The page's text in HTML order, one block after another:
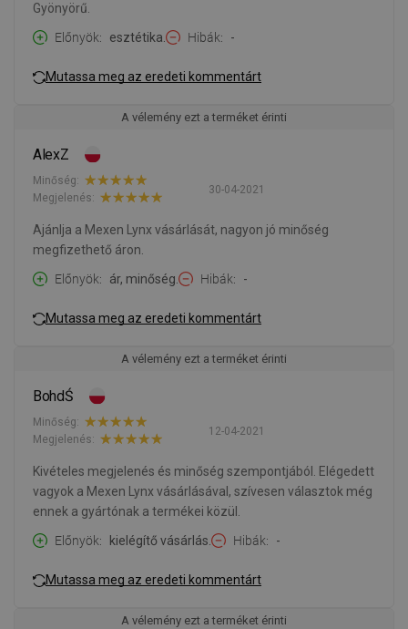
Gyönyörű.
Előnyök
esztétika. Hibák -
Mutassa meg az eredeti kommentárt
A vélemény ezt a terméket érinti
AlexZ
30-04-2021
Minőség:
Megjelenés:
Ajánlja a Mexen Lynx vásárlását, nagyon jó minőség
megfizethető áron.
Előnyök
ár, minőség. Hibák -
Mutassa meg az eredeti kommentárt
A vélemény ezt a terméket érinti
BohdŚ
12-04-2021
Minőség:
Megjelenés:
Kivételes megjelenés és minőség szempontjából. Elégedett
vagyok a Mexen Lynx vásárlásával, szívesen választok még
ennek a gyártónak a termékei közül.
Előnyök
kielégítő vásárlás. Hibák -
Mutassa meg az eredeti kommentárt
A vélemény ezt a terméket érinti